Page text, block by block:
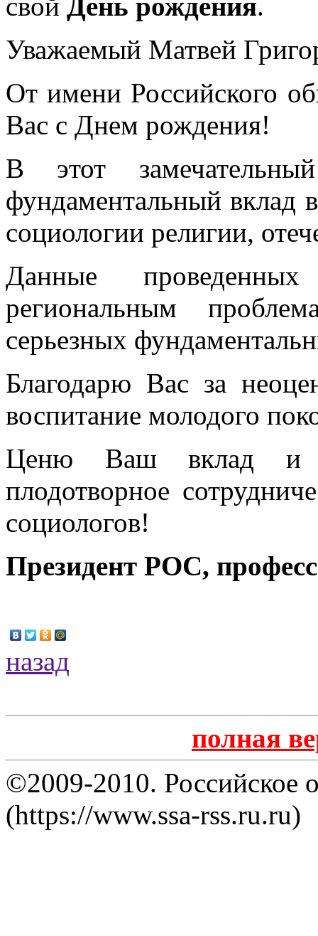
Уважаемый Матвей
От имени Российского
Вас с Днем рождения!
В этот
фундаментальный вклад
социологии религии,
Данные
региональным
серьезных
Благодарю Вас за
воспитание молодого
Ценю Ваш вклад и
плодотворное
социологов!
Президент РОС,
назад
полная
©2009-2010. Российское
(https://www.ssa-rss.ru.ru)